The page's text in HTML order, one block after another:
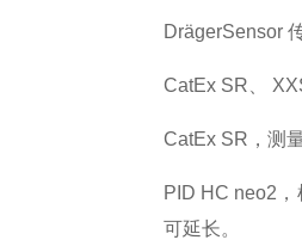
DrägerSensor
CatEx SR
CatEx SR ，测
PID HC neo2
可延长。